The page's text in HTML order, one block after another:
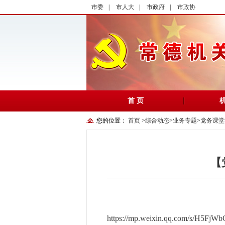
市委 市人大 市政府 市政协
首 页
您的位置： 首页 >综合动态>业务专题>党务课堂
https://mp.weixin.qq.com/s/